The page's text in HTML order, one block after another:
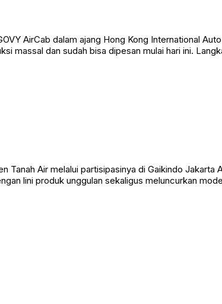
AirCab dalam ajang Hong Kong International
massal dan sudah bisa dipesan mulai hari ini.
Air melalui partisipasinya di Gaikindo Jakarta
lini produk unggulan sekaligus meluncurkan